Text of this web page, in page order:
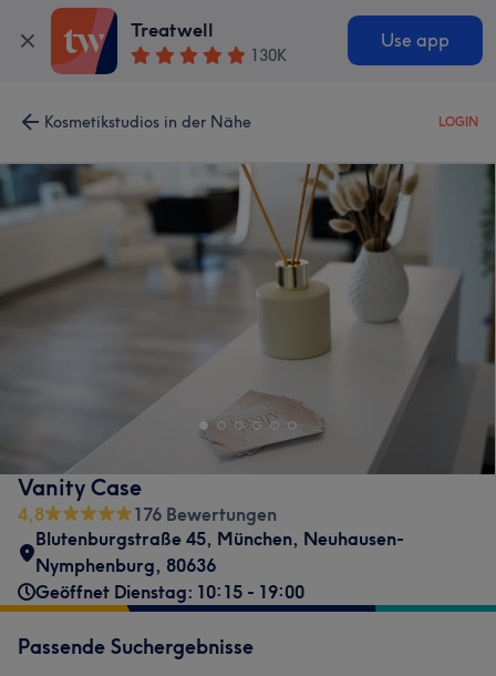
Treatwell
130K
Use app
Kosmetikstudios in der Nähe LOGIN
Vanity Case
4,8
176 Bewertungen
Blutenburgstraße 45, München, Neuhausen-
Nymphenburg, 80636
Geöffnet Dienstag: 10:15 - 19:00
Passende Suchergebnisse